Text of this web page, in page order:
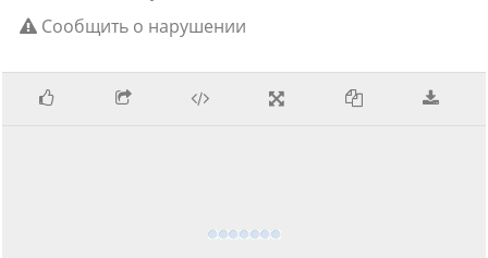
Сообщить о нарушении